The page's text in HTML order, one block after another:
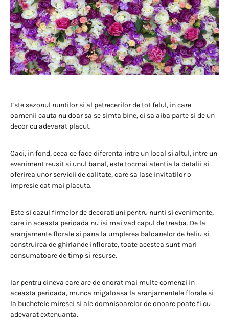
Este sezonul nuntilor si al petrecerilor de tot felul, in care
oamenii cauta nu doar sa se simta bine, ci sa aiba parte si de un
decor cu adevarat placut.
Caci, in fond, ceea ce face diferenta intre un local si altul, intre un
eveniment reusit si unul banal, este tocmai atentia la detalii si
oferirea unor servicii de calitate, care sa lase invitatilor o
impresie cat mai placuta.
Este si cazul firmelor de decoratiuni pentru nunti si evenimente,
care in aceasta perioada nu isi mai vad capul de treaba. De la
aranjamente florale si pana la umplerea baloanelor de heliu si
construirea de ghirlande inflorate, toate acestea sunt mari
consumatoare de timp si resurse.
Iar pentru cineva care are de onorat mai multe comenzi in
aceasta perioada, munca migaloasa la aranjamentele florale si
la buchetele miresei si ale domnisoarelor de onoare poate fi cu
adevarat extenuanta.